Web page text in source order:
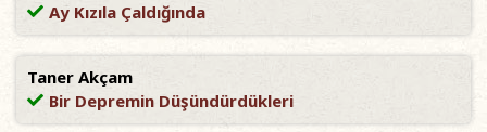
Ay Kızıla Çaldığında
Taner Akçam
Bir Depremin Düşündürdükleri